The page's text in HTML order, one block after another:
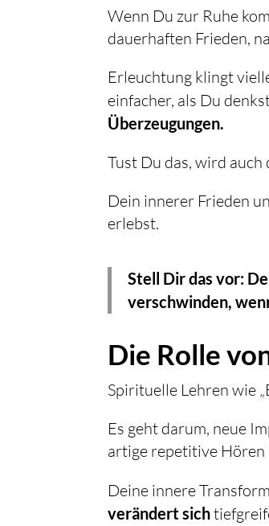
Wenn Du zur Ruhe
dauerhaften Frieden,
Erleuchtung klingt
einfacher, als Du
Überzeugungen.
Tust Du das, wird
Dein innerer Frieden
erlebst.
Stell Dir das vor:
verschwinden,
Die Rolle
Spirituelle Lehren wie
Es geht darum, neue
artige repetitive Hören
Deine innere
verändert sich